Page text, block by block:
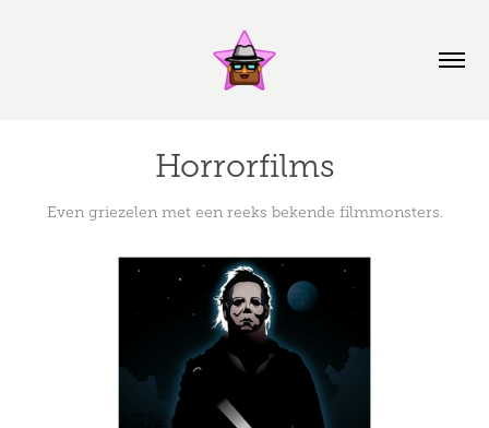
Horrorfilms
Even griezelen met een reeks bekende filmmonsters.